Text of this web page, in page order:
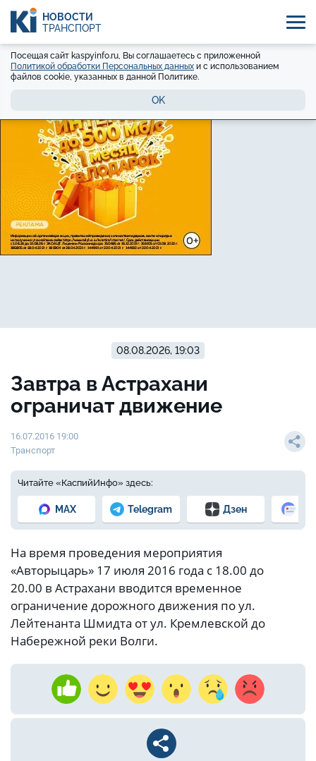
НОВОСТИ
ТРАНСПОРТ
Посещая сайт kaspyinfo.ru, Вы соглашаетесь с приложенной
Политикой обработки Персональных данных и с использованием
файлов cookie, указанных в данной Политике.
OK
08.08.2026, 19:03
Завтра в Астрахани
ограничат движение
16.07.2016 19:00
Транспорт
Читайте «КаспийИнфо» здесь:
MAX Telegram Дзен
На время проведения мероприятия
«Авторыцарь» 17 июля 2016 года с 18.00 до
20.00 в Астрахани вводится временное
ограничение дорожного движения по ул.
Лейтенанта Шмидта от ул. Кремлевской до
Набережной реки Волги.